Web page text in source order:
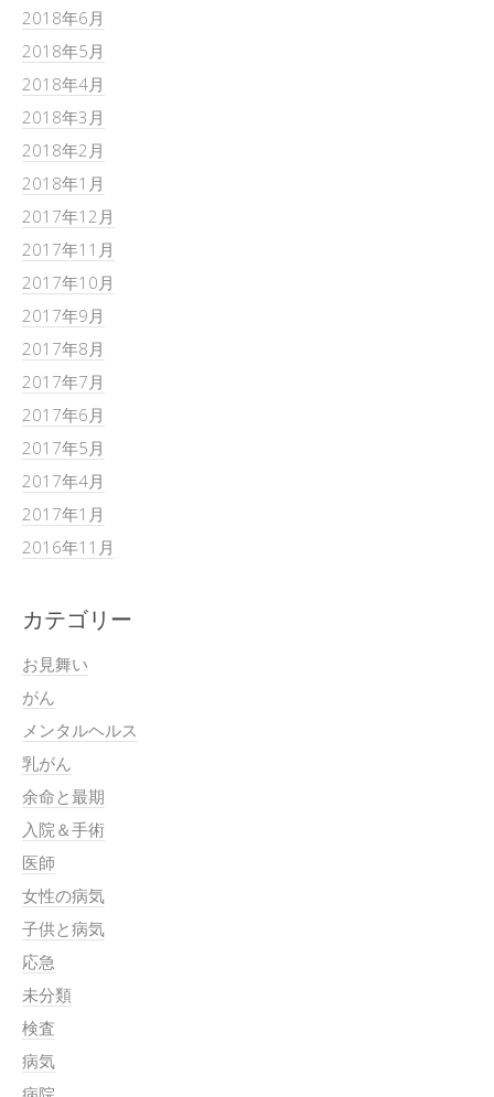
2018年6月
2018年5月
2018年4月
2018年3月
2018年2月
2018年1月
2017年12月
2017年11月
2017年10月
2017年9月
2017年8月
2017年7月
2017年6月
2017年5月
2017年4月
2017年1月
2016年11月
カテゴリー
お見舞い
がん
メンタルヘルス
乳がん
余命と最期
入院＆手術
医師
女性の病気
子供と病気
応急
未分類
検査
病気